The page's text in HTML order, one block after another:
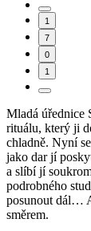
1
7
0
1
Mladá úřednice
rituálu, který ji
chladně. Nyní
jako dar jí
a slíbí jí
podrobného
posunout dál…
směrem.